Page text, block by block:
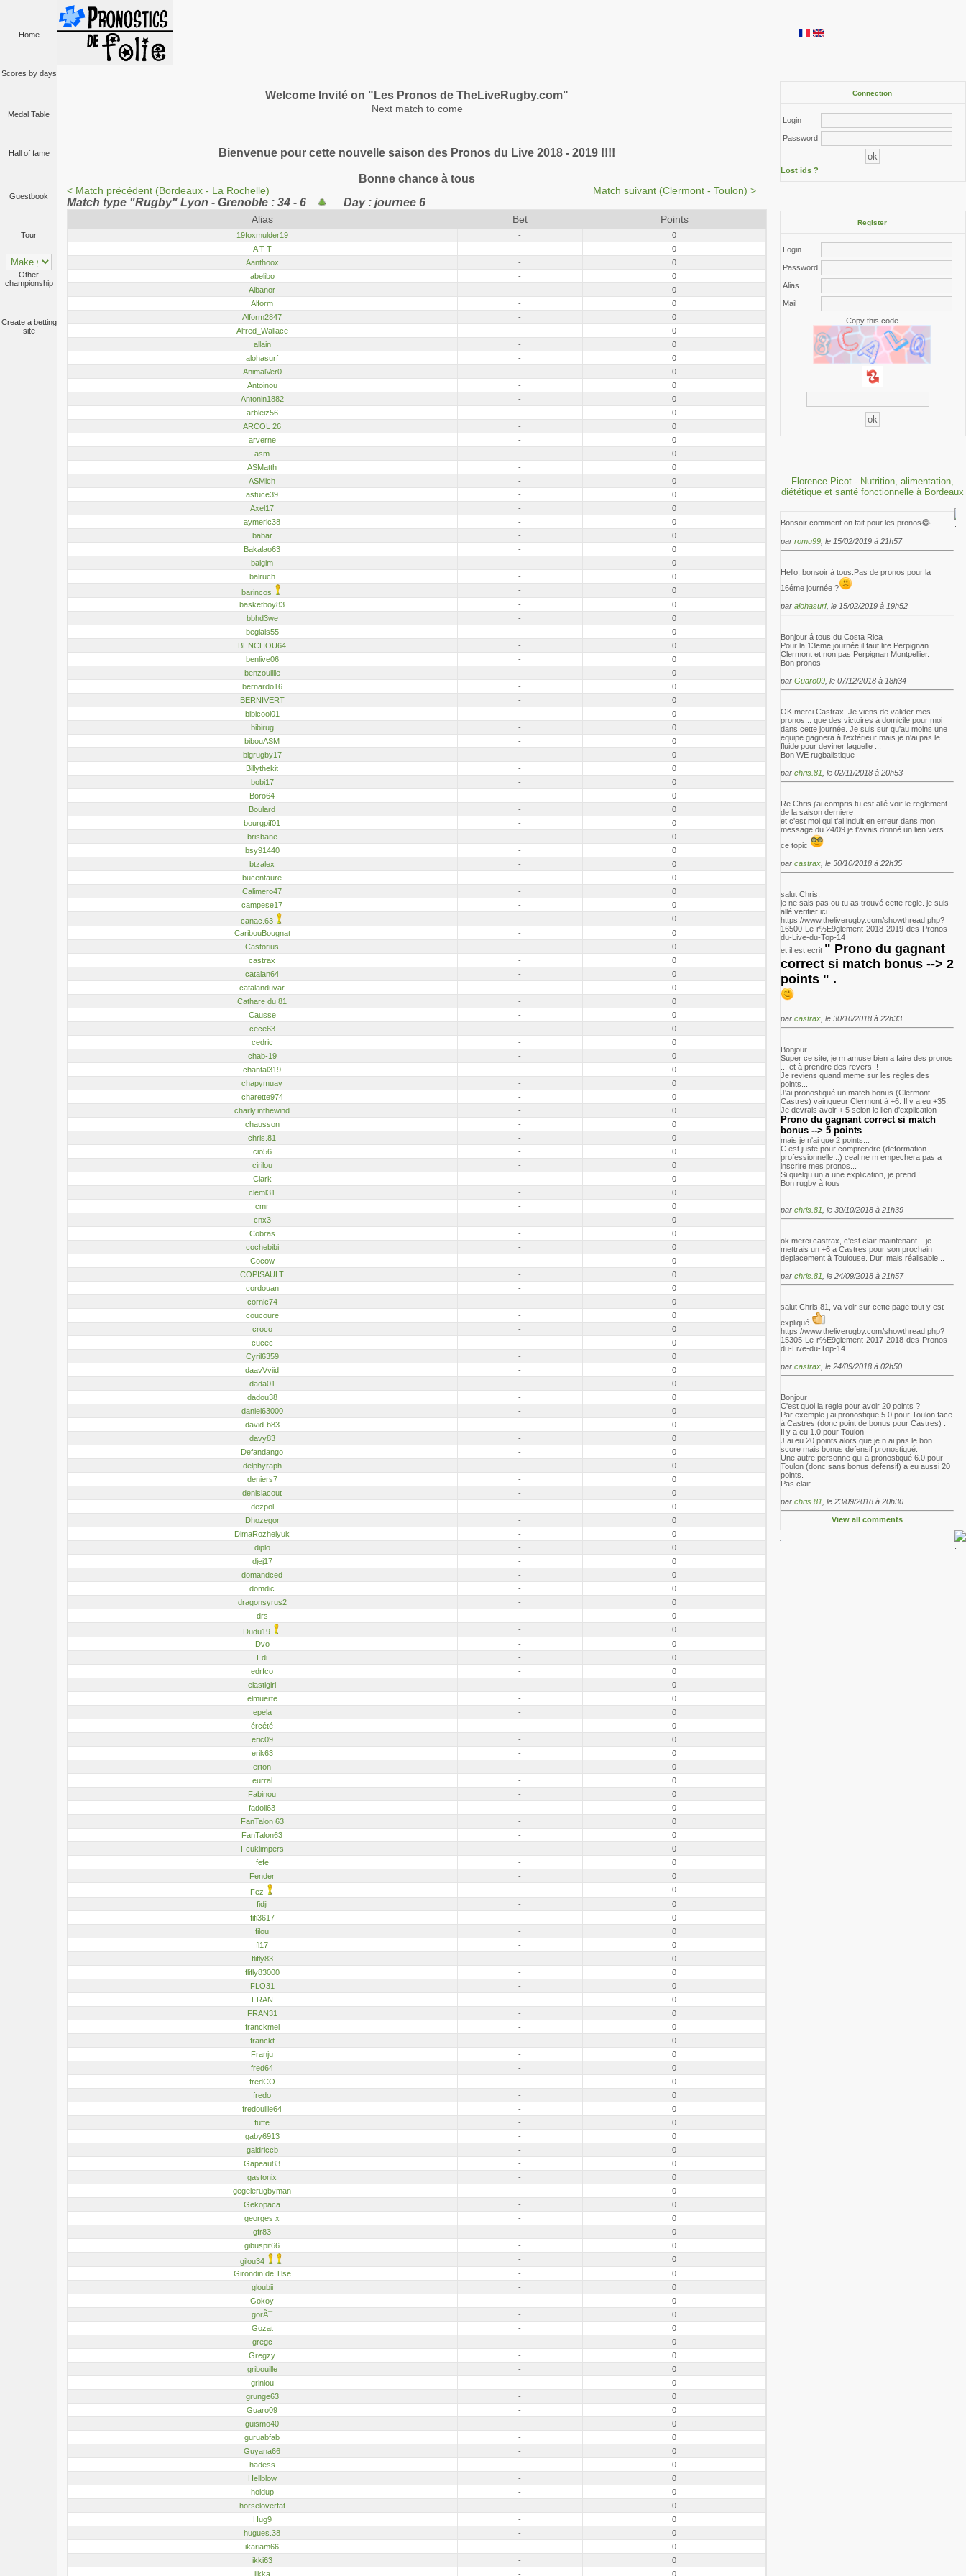
Home
Scores by days
Medal Table
Hall of fame
Guestbook
Tour
Other
championship
Create a betting
site
Welcome Invité on "Les Pronos de TheLiveRugby.com"
Next match to come
Bienvenue pour cette nouvelle saison des Pronos du Live 2018 - 2019 !!!!
Bonne chance à tous
< Match précédent (Bordeaux - La Rochelle) Match suivant (Clermont - Toulon) >
Match type "Rugby" Lyon - Grenoble : 34 - 6 Day : journee 6
Alias Bet Points
19foxmulder19 -
0
A T T
-
0
Aanthoox
-
0
abelibo
-
0
Albanor
-
0
Alform
-
0
Alform2847
-
0
Alfred_Wallace
-
0
allain
-
0
alohasurf
-
0
AnimalVer0
-
0
Antoinou
-
0
Antonin1882
-
0
arbleiz56
-
0
ARCOL 26
-
0
arverne
-
0
asm
-
0
ASMatth
-
0
ASMich
-
0
astuce39
-
0
Axel17
-
0
aymeric38
-
0
babar
-
0
Bakalao63
-
0
balgim
-
0
balruch
-
0
barincos
-
0
basketboy83
-
0
bbhd3we
-
0
beglais55
-
0
BENCHOU64
-
0
benlive06
-
0
benzouillle
-
0
bernardo16
-
0
BERNIVERT
-
0
bibicool01
-
0
bibirug
-
0
bibouASM
-
0
bigrugby17
-
0
Billythekit
-
0
bobi17
-
0
Boro64
-
0
Boulard
-
0
bourgpif01
-
0
brisbane
-
0
bsy91440
-
0
btzalex
-
0
bucentaure
-
0
Calimero47
-
0
campese17
-
0
canac.63
-
0
CaribouBougnat
-
0
Castorius
-
0
castrax
-
0
catalan64
-
0
catalanduvar
-
0
Cathare du 81
-
0
Causse
-
0
cece63
-
0
cedric
-
0
chab-19
-
0
chantal319
-
0
chapymuay
-
0
charette974
-
0
charly.inthewind
-
0
chausson
-
0
chris.81
-
0
cio56
-
0
cirilou
-
0
Clark
-
0
cleml31
-
0
cmr
-
0
cnx3
-
0
Cobras
-
0
cochebibi
-
0
Cocow
-
0
COPISAULT
-
0
cordouan
-
0
cornic74
-
0
coucoure
-
0
croco
-
0
cucec
-
0
Cyril6359
-
0
daavVviid
-
0
dada01
-
0
dadou38
-
0
daniel63000
-
0
david-b83
-
0
davy83
-
0
Defandango
-
0
delphyraph
-
0
deniers7
-
0
denislacout
-
0
dezpol
-
0
Dhozegor
-
0
DimaRozhelyuk
-
0
diplo
-
0
djej17
-
0
domandced
-
0
domdic
-
0
dragonsyrus2
-
0
drs
-
0
Dudu19
-
0
Dvo
-
0
Edi
-
0
edrfco
-
0
elastigirl
-
0
elmuerte
-
0
epela
-
0
ércété
-
0
eric09
-
0
erik63
-
0
erton
-
0
eurral
-
0
Fabinou
-
0
fadoli63
-
0
FanTalon 63
-
0
FanTalon63
-
0
Fcuklimpers
-
0
fefe
-
0
Fender
-
0
Fez
-
0
fidji
-
0
fifi3617
-
0
filou
-
0
fl17
-
0
flifly83
-
0
flifly83000
-
0
FLO31
-
0
FRAN
-
0
FRAN31
-
0
franckmel
-
0
franckt
-
0
Franju
-
0
fred64
-
0
fredCO
-
0
fredo
-
0
fredouille64
-
0
fuffe
-
0
gaby6913
-
0
galdriccb
-
0
Gapeau83
-
0
gastonix
-
0
gegelerugbyman
-
0
Gekopaca
-
0
georges x
-
0
gfr83
-
0
gibuspit66
-
0
gilou34
-
0
Girondin de Tlse
-
0
gloubii
-
0
Gokoy
-
0
gorÃ¯
-
0
Gozat
-
0
gregc
-
0
Gregzy
-
0
gribouille
-
0
griniou
-
0
grunge63
-
0
Guaro09
-
0
guismo40
-
0
guruabfab
-
0
Guyana66
-
0
hadess
-
0
Hellblow
-
0
holdup
-
0
horseloverfat
-
0
Hug9
-
0
hugues.38
-
0
ikariam66
-
0
ikki63
-
0
ilkka
- 0
Connection
Login
Password
Lost ids ?
Register
Login
Password
Alias
Mail
Copy this code
Florence Picot - Nutrition, alimentation,
diététique et santé fonctionnelle à Bordeaux
Bonsoir comment on fait pour les pronos😂
par romu99, le 15/02/2019 à 21h57
Hello, bonsoir à tous.Pas de pronos pour la
16éme journée ?
par alohasurf, le 15/02/2019 à 19h52
Bonjour á tous du Costa Rica
Pour la 13eme journée il faut lire Perpignan
Clermont et non pas Perpignan Montpellier.
Bon pronos
par Guaro09, le 07/12/2018 à 18h34
OK merci Castrax. Je viens de valider mes
pronos... que des victoires à domicile pour moi
dans cette journée. Je suis sur qu'au moins une
equipe gagnera à l'extérieur mais je n'ai pas le
fluide pour deviner laquelle ...
Bon WE rugbalistique
par chris.81 , le 02/11/2018 à 20h53
Re Chris j'ai compris tu est allé voir le reglement
de la saison derniere
et c'est moi qui t'ai induit en erreur dans mon
message du 24/09 je t'avais donné un lien vers
ce topic
par castrax, le 30/10/2018 à 22h35
salut Chris,
je ne sais pas ou tu as trouvé cette regle. je suis
allé verifier ici
https://www.theliverugby.com/showthread.php?
16500-Le-r%E9glement-2018-2019-des-Pronos-
du-Live-du-Top-14
et il est ecrit " Prono du gagnant
correct si match bonus --> 2
points " .
par castrax, le 30/10/2018 à 22h33
Bonjour
Super ce site, je m amuse bien a faire des pronos
... et à prendre des revers !!
Je reviens quand meme sur les règles des
points...
J'ai pronostiqué un match bonus (Clermont
Castres) vainqueur Clermont à +6. Il y a eu +35.
Je devrais avoir + 5 selon le lien d'explication
Prono du gagnant correct si match
bonus --> 5 points
mais je n'ai que 2 points...
C est juste pour comprendre (deformation
professionnelle...) ceal ne m empechera pas a
inscrire mes pronos...
Si quelqu un a une explication, je prend !
Bon rugby à tous
par chris.81 , le 30/10/2018 à 21h39
ok merci castrax, c'est clair maintenant... je
mettrais un +6 a Castres pour son prochain
deplacement à Toulouse. Dur, mais réalisable...
par chris.81 , le 24/09/2018 à 21h57
salut Chris.81, va voir sur cette page tout y est
expliqué
https://www.theliverugby.com/showthread.php?
15305-Le-r%E9glement-2017-2018-des-Pronos-
du-Live-du-Top-14
par castrax, le 24/09/2018 à 02h50
Bonjour
C'est quoi la regle pour avoir 20 points ?
Par exemple j ai pronostique 5.0 pour Toulon face
à Castres (donc point de bonus pour Castres) .
Il y a eu 1.0 pour Toulon
J ai eu 20 points alors que je n ai pas le bon
score mais bonus defensif pronostiqué.
Une autre personne qui a pronostiqué 6.0 pour
Toulon (donc sans bonus defensif) a eu aussi 20
points.
Pas clair...
par chris.81 , le 23/09/2018 à 20h30
View all comments